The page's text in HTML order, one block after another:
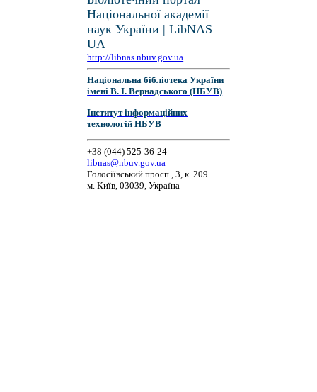
Національної академії
наук України | LibNAS
UA
http://libnas.nbuv.gov.ua
Національна бібліотека України
імені В. І. Вернадського (НБУВ)
Інститут інформаційних
технологій НБУВ
+38 (044) 525-36-24
libnas@nbuv.gov.ua
Голосіївський просп., 3, к. 209
м. Київ, 03039, Україна